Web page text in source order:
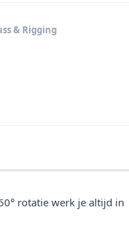
& Rigging
rotatie werk je altijd in